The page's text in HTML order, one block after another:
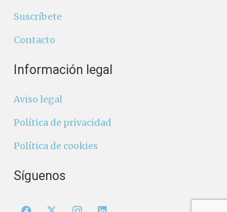
Suscríbete
Contacto
Información legal
Aviso legal
Política de privacidad
Política de cookies
Síguenos